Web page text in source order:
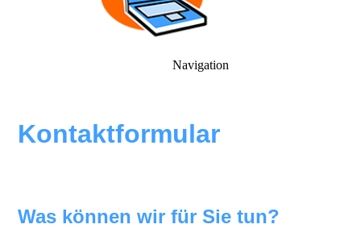
Navigation
Kontaktformular
Was können wir für Sie tun?